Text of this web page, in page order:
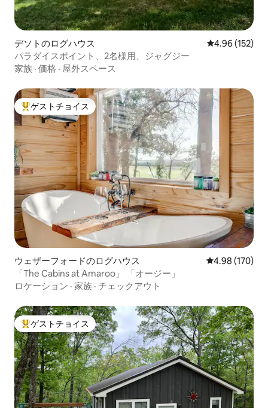
デソトのログハウス レビュー152
4.96 (152)
パラダイスポイント、2名様用、ジャグジー
家族 · 価格 · 屋外スペース
大好評のゲストチョイスです。
ゲストチョイス
ウェザーフォードのログハウス レビュー170
4.98 (170)
「The Cabins at Amaroo」 「オージー」
ロケーション · 家族 · チェックアウト
大好評のゲストチョイスです。
ゲストチョイス